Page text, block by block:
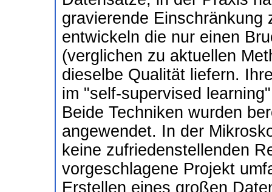
gravierende Einschränkung
entwickeln die nur einen
(verglichen zu aktuellen
dieselbe Qualität liefern.
im "self-supervised
Beide Techniken wurden
angewendet. In der
keine zufriedenstellenden
vorgeschlagene Projekt
Erstellen eines großen